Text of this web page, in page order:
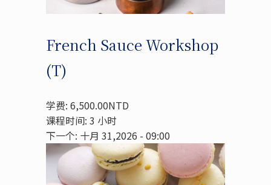
French Sauce Workshop
(T)
学费: 6,500.00NTD
课程时间: 3 小时
下一个: 十月 31,2026 - 09:00